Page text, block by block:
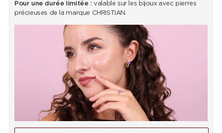
Pour une durée limitée : valable sur les bijoux avec pierres
précieuses de la marque CHRISTIAN.